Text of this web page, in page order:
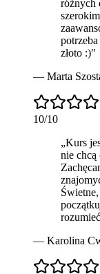
różnych
złoto :)"
— Marta
10/10
„Kurs
nie chcą
— Karolina